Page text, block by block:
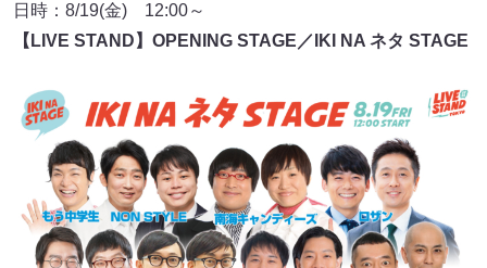
日時：8/19(金) 12:00～
【LIVE STAND】OPENING STAGE／IKI NA ネタ STAGE